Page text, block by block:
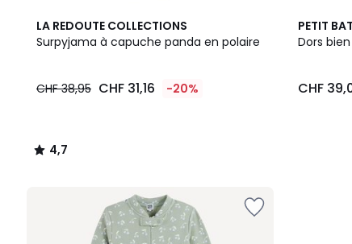
LA REDOUTE COLLECTIONS
Surpyjama à capuche panda en polaire
CHF 38,95 CHF 31,16 -20%
4,7
/ 5
4,7
/
PETIT
Dors
CHF